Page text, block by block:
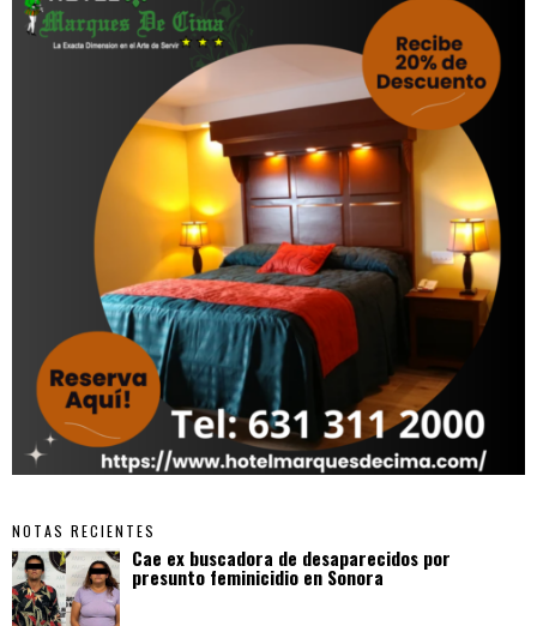
NOTAS RECIENTES
Cae ex buscadora de desaparecidos por
presunto feminicidio en Sonora